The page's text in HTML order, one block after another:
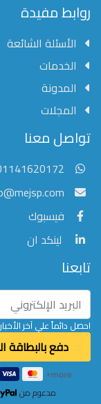
مؤسسة الشرق
عادةً ما يتم الرد في غضون
روابط مفيدة
الأسئلة الشائعة
الخدمات
المدونة
المجلات
تواصل معنا
فيسبوك
لينكد ان
تابعنا
احصل دائماً علي آخر
مدعوم من